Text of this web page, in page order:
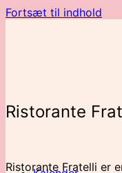
Fortsæt til indhold
Ristorante
Ristorante Fratelli er